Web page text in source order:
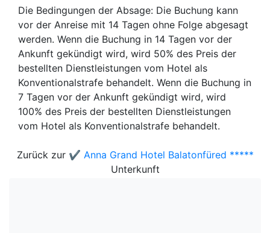
Die Bedingungen der Absage: Die Buchung kann
vor der Anreise mit 14 Tagen ohne Folge abgesagt
werden. Wenn die Buchung in 14 Tagen vor der
Ankunft gekündigt wird, wird 50% des Preis der
bestellten Dienstleistungen vom Hotel als
Konventionalstrafe behandelt. Wenn die Buchung in
7 Tagen vor der Ankunft gekündigt wird, wird
100% des Preis der bestellten Dienstleistungen
vom Hotel als Konventionalstrafe behandelt.
Zurück zur ✔️ Anna Grand Hotel Balatonfüred *****
Unterkunft